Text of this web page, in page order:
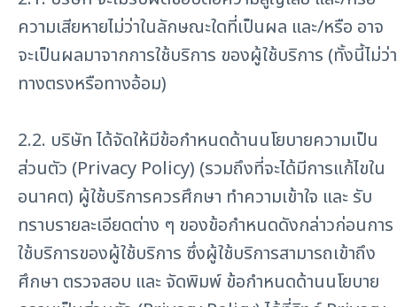
ความเสียหายไม่ว่าในลักษณะใดที่เป็นผล และ/หรือ อาจ
จะเป็นผลมาจากการใช้บริการ ของผู้ใช้บริการ (ทั้งนี้ไม่ว่า
ทางตรงหรือทางอ้อม)
2.2. บริษัท ได้จัดให้มีข้อกำหนดด้านนโยบายความเป็น
ส่วนตัว (Privacy Policy) (รวมถึงที่จะได้มีการแก้ไขใน
อนาคต) ผู้ใช้บริการควรศึกษา ทำความเข้าใจ และ รับ
ทราบรายละเอียดต่าง ๆ ของข้อกำหนดดังกล่าวก่อนการ
ใช้บริการของผู้ใช้บริการ ซึ่งผู้ใช้บริการสามารถเข้าถึง
ศึกษา ตรวจสอบ และ จัดพิมพ์ ข้อกำหนดด้านนโยบาย